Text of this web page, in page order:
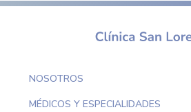
NOSOTROS
MÉDICOS Y ESPECIALIDADES